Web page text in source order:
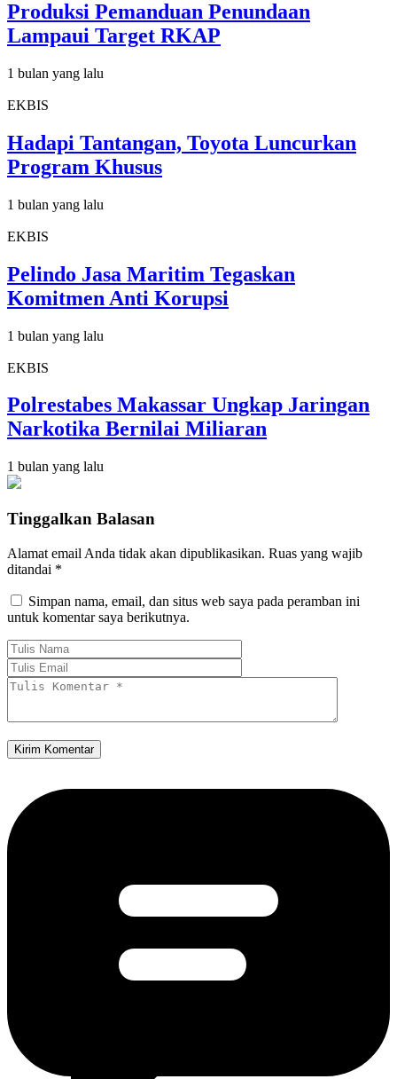
Produksi Pemanduan Penundaan
Lampaui Target RKAP
1 bulan yang lalu
EKBIS
Hadapi Tantangan, Toyota Luncurkan
Program Khusus
1 bulan yang lalu
EKBIS
Pelindo Jasa Maritim Tegaskan
Komitmen Anti Korupsi
1 bulan yang lalu
EKBIS
Polrestabes Makassar Ungkap Jaringan
Narkotika Bernilai Miliaran
1 bulan yang lalu
Tinggalkan Balasan
Alamat email Anda tidak akan dipublikasikan. Ruas yang wajib
ditandai *
Simpan nama, email, dan situs web saya pada peramban ini
untuk komentar saya berikutnya.